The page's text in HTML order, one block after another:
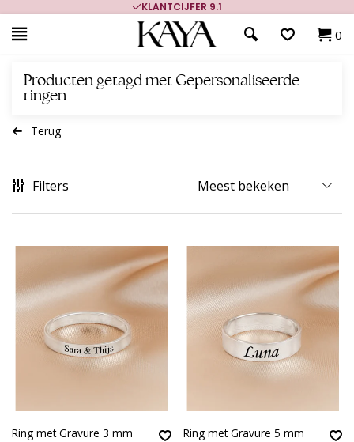
KLANTCIJFER 9.1
0
Producten getagd met Gepersonaliseerde
ringen
Terug
Filters
Ring met Gravure 3 mm Ring met Gravure 5 mm